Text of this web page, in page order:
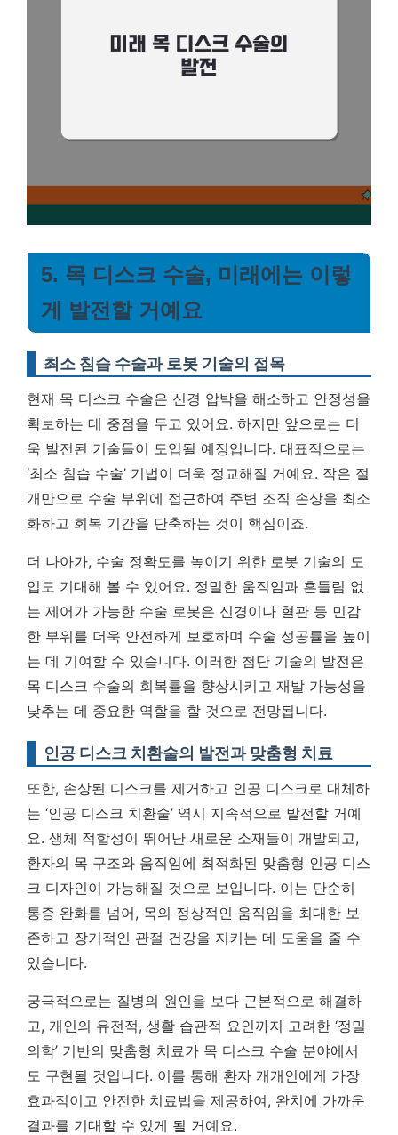
5. 목 디스크 수술, 미래에는 이렇
게 발전할 거예요
최소 침습 수술과 로봇 기술의 접목
현재 목 디스크 수술은 신경 압박을 해소하고 안정성을
확보하는 데 중점을 두고 있어요. 하지만 앞으로는 더
욱 발전된 기술들이 도입될 예정입니다. 대표적으로는
‘최소 침습 수술’ 기법이 더욱 정교해질 거예요. 작은 절
개만으로 수술 부위에 접근하여 주변 조직 손상을 최소
화하고 회복 기간을 단축하는 것이 핵심이죠.
더 나아가, 수술 정확도를 높이기 위한 로봇 기술의 도
입도 기대해 볼 수 있어요. 정밀한 움직임과 흔들림 없
는 제어가 가능한 수술 로봇은 신경이나 혈관 등 민감
한 부위를 더욱 안전하게 보호하며 수술 성공률을 높이
는 데 기여할 수 있습니다. 이러한 첨단 기술의 발전은
목 디스크 수술의 회복률을 향상시키고 재발 가능성을
낮추는 데 중요한 역할을 할 것으로 전망됩니다.
인공 디스크 치환술의 발전과 맞춤형 치료
또한, 손상된 디스크를 제거하고 인공 디스크로 대체하
는 ‘인공 디스크 치환술’ 역시 지속적으로 발전할 거예
요. 생체 적합성이 뛰어난 새로운 소재들이 개발되고,
환자의 목 구조와 움직임에 최적화된 맞춤형 인공 디스
크 디자인이 가능해질 것으로 보입니다. 이는 단순히
통증 완화를 넘어, 목의 정상적인 움직임을 최대한 보
존하고 장기적인 관절 건강을 지키는 데 도움을 줄 수
있습니다.
궁극적으로는 질병의 원인을 보다 근본적으로 해결하
고, 개인의 유전적, 생활 습관적 요인까지 고려한 ‘정밀
의학’ 기반의 맞춤형 치료가 목 디스크 수술 분야에서
도 구현될 것입니다. 이를 통해 환자 개개인에게 가장
효과적이고 안전한 치료법을 제공하여, 완치에 가까운
결과를 기대할 수 있게 될 거예요.